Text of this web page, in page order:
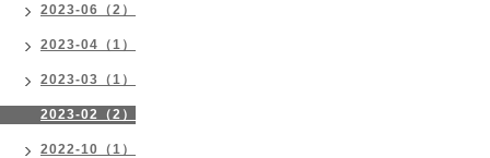
2023-06（2）
2023-04（1）
2023-03（1）
2023-02（2）
2022-10（1）